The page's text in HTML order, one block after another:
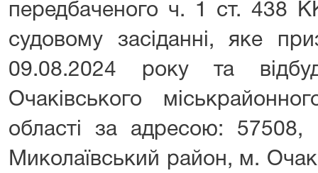
передбаченого ч. 1 ст. 438
судовому засіданні, яке
09.08.2024 року та
Очаківського
області за адресою: 57508,
Миколаївський район, м.